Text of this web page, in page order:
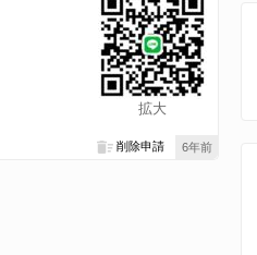
拡大
6年前
削除申請